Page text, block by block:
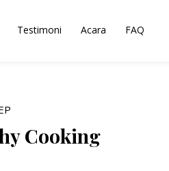
Testimoni Acara FAQ
Cooking